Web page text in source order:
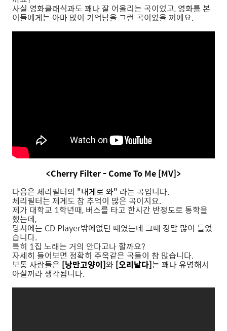
사실 영화클래식과도 꽤나 잘 어울리는 곡이었고, 영화를 본
이들에게는 아마 많이 기억남을 그런 곡이었을 꺼에요.
<Cherry Filter - Come To Me [MV]>
다음은 체리필터의 "내게로 와" 라는 곡입니다.
체리필터는 제게도 참 추억이 많은 곡이지요.
제가 대학교 1학년때, 버스를 타고 한시간 반정도로 통학을
했는데,
당시에는 CD Player밖에없던 때였는데 그때 정말 많이 들었
습니다.
특히 1집 노래는 거의 안다고나 할까요?
자세히 들어보면 정확히 주옥같은 곡들이 참 많습니다.
보통 사람들은 [낭만고양이]와 [오리날다]는 꽤나 유명해서
아실꺼라 생각됩니다.